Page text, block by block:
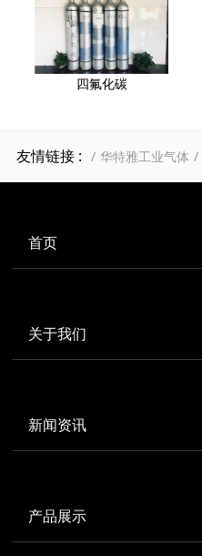
四氟化碳
友情链接 : 华特雅工业气体
首页
关于我们
新闻资讯
产品展示